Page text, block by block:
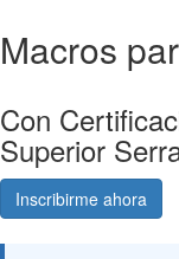
Macros
Con
Superior
Inscribirme ahora